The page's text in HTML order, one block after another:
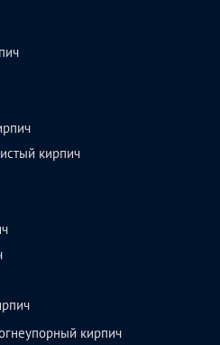
кирпич
кирпич